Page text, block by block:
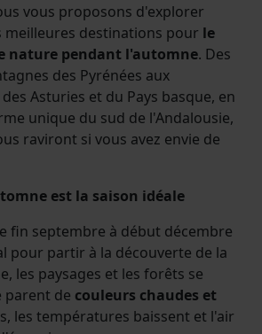
vous proposons d'explorer
meilleures destinations pour le
nature pendant l'automne. Des
des Pyrénées aux
Asturies et du Pays basque, en
unique du sud de l'Andalousie,
raviront si vous avez envie de
est la saison idéale
fin septembre à début décembre
pour partir à la découverte de la
les paysages et les forêts se
de couleurs chaudes et
les températures baissent et l'air